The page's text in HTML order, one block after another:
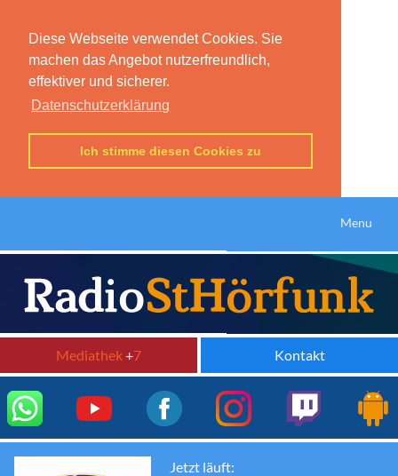
Diese Webseite verwendet Cookies. Sie
machen das Angebot nutzerfreundlich,
effektiver und sicherer.
Datenschutzerklärung
Ich stimme diesen Cookies zu
Menu
Mediathek+7 Kontakt
Jetzt läuft: